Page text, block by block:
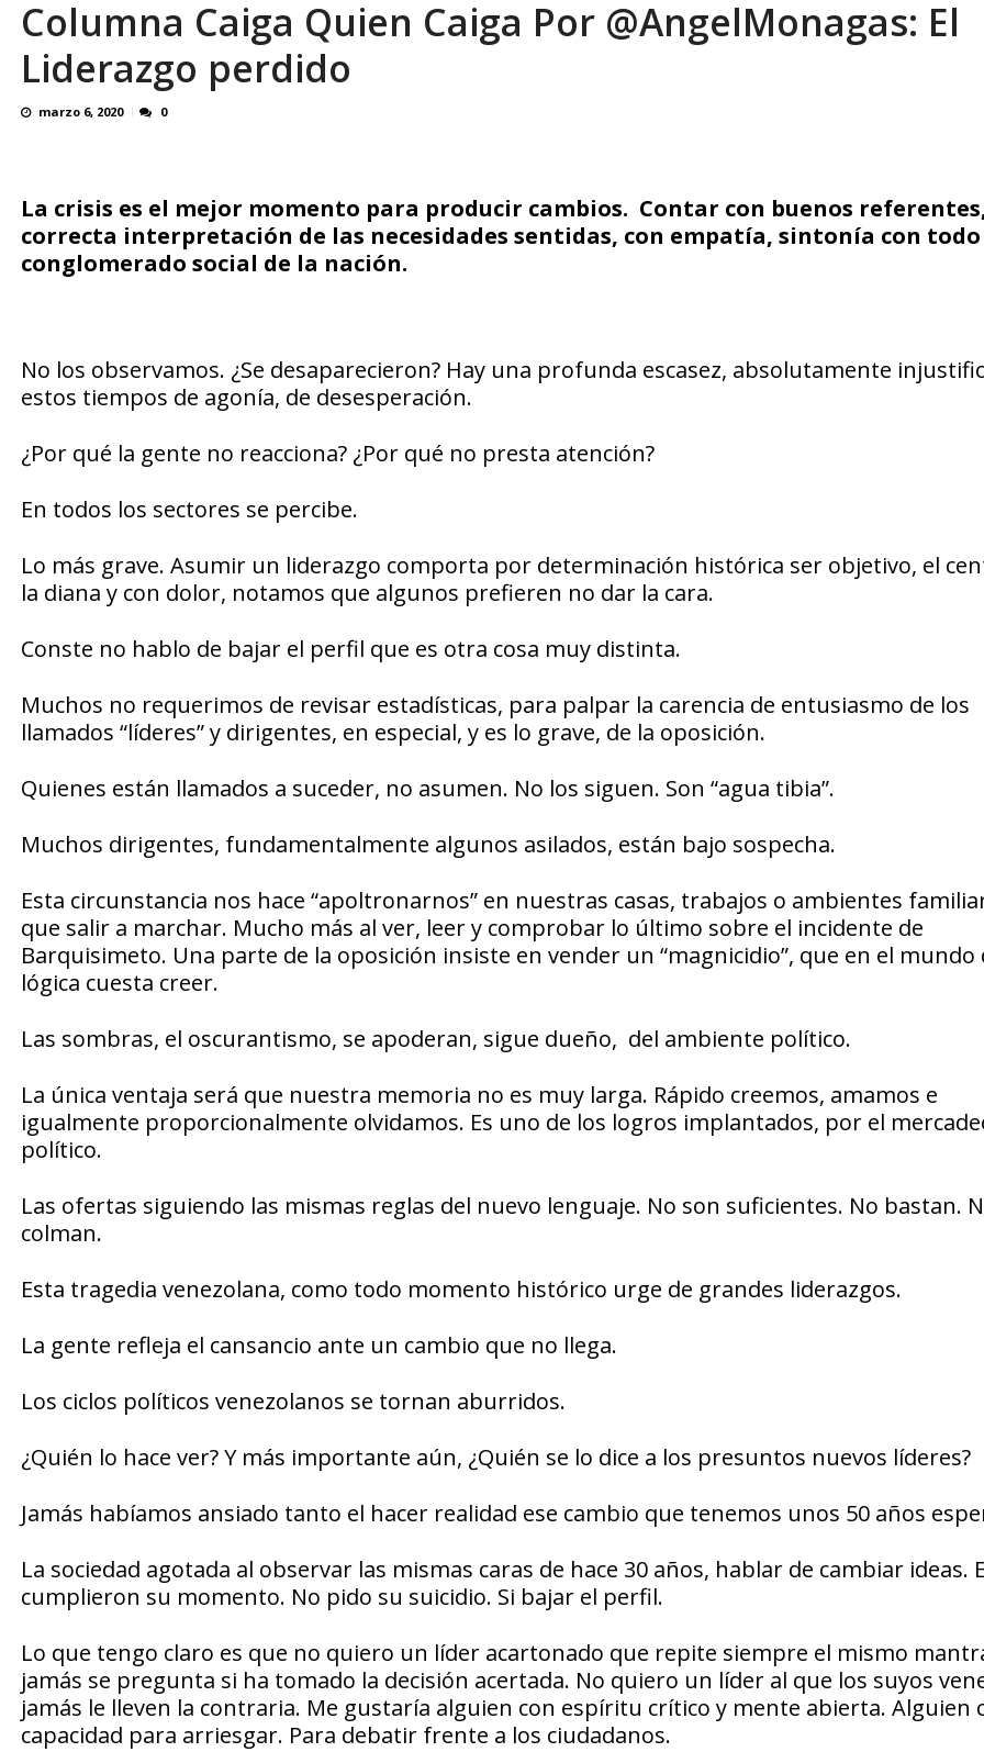
Edmundo González celebró libertad plena de María Afiuni y llamó a reconstruir la... AGOSTO 8, 2026
Columna Caiga Quien Caiga Por @AngelMonagas: El
Liderazgo perdido
marzo 6, 2020 0
La crisis es el mejor momento para producir cambios. Contar con buenos
correcta interpretación de las necesidades sentidas, con empatía, sintonía con
conglomerado social de la nación.
No los observamos. ¿Se desaparecieron? Hay una profunda escasez, absolutamente
estos tiempos de agonía, de desesperación.
¿Por qué la gente no reacciona? ¿Por qué no presta atención?
En todos los sectores se percibe.
Lo más grave. Asumir un liderazgo comporta por determinación histórica ser objetivo, el
la diana y con dolor, notamos que algunos prefieren no dar la cara.
Conste no hablo de bajar el perfil que es otra cosa muy distinta.
Muchos no requerimos de revisar estadísticas, para palpar la carencia de entusiasmo de los
llamados “líderes” y dirigentes, en especial, y es lo grave, de la oposición.
Quienes están llamados a suceder, no asumen. No los siguen. Son “agua tibia”.
Muchos dirigentes, fundamentalmente algunos asilados, están bajo sospecha.
Esta circunstancia nos hace “apoltronarnos” en nuestras casas, trabajos o ambientes
que salir a marchar. Mucho más al ver, leer y comprobar lo último sobre el incidente de
Barquisimeto. Una parte de la oposición insiste en vender un “magnicidio”, que en el mundo
lógica cuesta creer.
Las sombras, el oscurantismo, se apoderan, sigue dueño, del ambiente político.
La única ventaja será que nuestra memoria no es muy larga. Rápido creemos, amamos e
igualmente proporcionalmente olvidamos. Es uno de los logros implantados, por el
político.
Las ofertas siguiendo las mismas reglas del nuevo lenguaje. No son suficientes. No bastan.
colman.
Esta tragedia venezolana, como todo momento histórico urge de grandes liderazgos.
La gente refleja el cansancio ante un cambio que no llega.
Los ciclos políticos venezolanos se tornan aburridos.
¿Quién lo hace ver? Y más importante aún, ¿Quién se lo dice a los presuntos nuevos líderes?
Jamás habíamos ansiado tanto el hacer realidad ese cambio que tenemos unos 50 años
La sociedad agotada al observar las mismas caras de hace 30 años, hablar de cambiar ideas.
cumplieron su momento. No pido su suicidio. Si bajar el perfil.
Lo que tengo claro es que no quiero un líder acartonado que repite siempre el mismo
jamás se pregunta si ha tomado la decisión acertada. No quiero un líder al que los suyos
jamás le lleven la contraria. Me gustaría alguien con espíritu crítico y mente abierta. Alguien
capacidad para arriesgar. Para debatir frente a los ciudadanos.